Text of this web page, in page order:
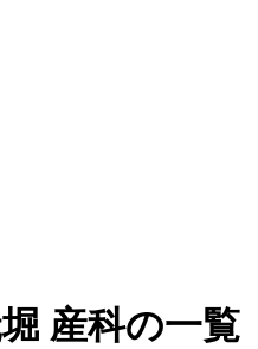
産科の一覧